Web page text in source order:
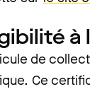
à
de
Ce